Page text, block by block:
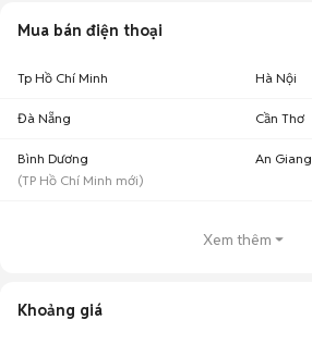
Mua bán điện thoại
Tp Hồ Chí Minh Hà Nội
Đà Nẵng Cần Thơ
Bình Dương
(TP Hồ Chí Minh mới)
An Giang
Xem thêm
Khoảng giá